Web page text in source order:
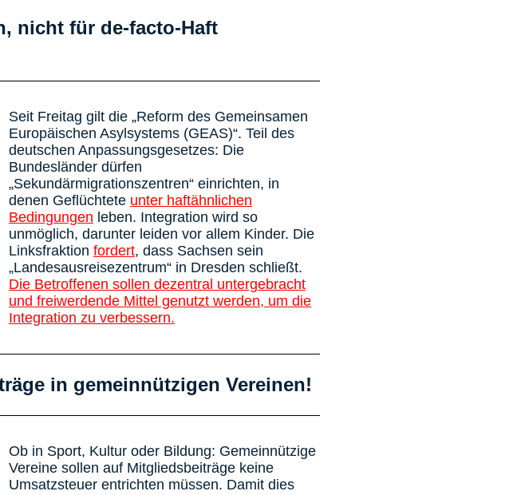
nicht für de-facto-Haft
Seit Freitag gilt die „Reform des Gemeinsamen
Europäischen Asylsystems (GEAS)“. Teil des
deutschen Anpassungsgesetzes: Die
Bundesländer dürfen
„Sekundärmigrationszentren“ einrichten, in
denen Geflüchtete unter haftähnlichen
Bedingungen leben. Integration wird so
unmöglich, darunter leiden vor allem Kinder. Die
Linksfraktion fordert, dass Sachsen sein
„Landesausreisezentrum“ in Dresden schließt.
Die Betroffenen sollen dezentral untergebracht
und freiwerdende Mittel genutzt werden, um die
Integration zu verbessern.
in gemeinnützigen Vereinen!
Ob in Sport, Kultur oder Bildung: Gemeinnützige
Vereine sollen auf Mitgliedsbeiträge keine
Umsatzsteuer entrichten müssen. Damit dies